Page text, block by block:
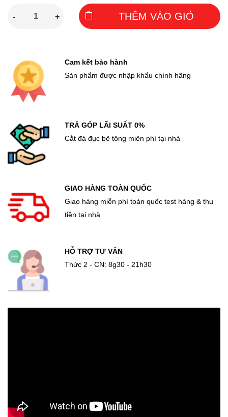
- + THÊM VÀO GIỎ
Cam kết bảo hành
Sản phẩm được nhập khẩu chính hãng
TRẢ GÓP LÃI SUẤT 0%
Cắt đá đục bê tông miên phí tại nhà
GIAO HÀNG TOÀN QUỐC
Giao hàng miễn phí toàn quốc test hàng & thu
tiền tại nhà
HỖ TRỢ TƯ VẤN
Thức 2 - CN: 8g30 - 21h30